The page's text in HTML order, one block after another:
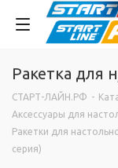
Ракетка для
СТАРТ-ЛАЙН.РФ -
Аксессуары для
Ракетки для
серия)